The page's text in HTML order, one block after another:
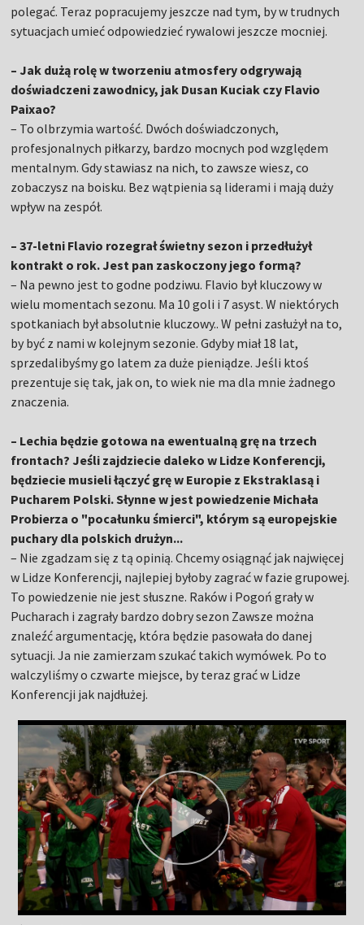
polegać. Teraz popracujemy jeszcze nad tym, by w trudnych
sytuacjach umieć odpowiedzieć rywalowi jeszcze mocniej.
– Jak dużą rolę w tworzeniu atmosfery odgrywają
doświadczeni zawodnicy, jak Dusan Kuciak czy Flavio
Paixao?
– To olbrzymia wartość. Dwóch doświadczonych,
profesjonalnych piłkarzy, bardzo mocnych pod względem
mentalnym. Gdy stawiasz na nich, to zawsze wiesz, co
zobaczysz na boisku. Bez wątpienia są liderami i mają duży
wpływ na zespół.
– 37-letni Flavio rozegrał świetny sezon i przedłużył
kontrakt o rok. Jest pan zaskoczony jego formą?
– Na pewno jest to godne podziwu. Flavio był kluczowy w
wielu momentach sezonu. Ma 10 goli i 7 asyst. W niektórych
spotkaniach był absolutnie kluczowy.. W pełni zasłużył na to,
by być z nami w kolejnym sezonie. Gdyby miał 18 lat,
sprzedalibyśmy go latem za duże pieniądze. Jeśli ktoś
prezentuje się tak, jak on, to wiek nie ma dla mnie żadnego
znaczenia.
– Lechia będzie gotowa na ewentualną grę na trzech
frontach? Jeśli zajdziecie daleko w Lidze Konferencji,
będziecie musieli łączyć grę w Europie z Ekstraklasą i
Pucharem Polski. Słynne w jest powiedzenie Michała
Probierza o "pocałunku śmierci", którym są europejskie
puchary dla polskich drużyn...
– Nie zgadzam się z tą opinią. Chcemy osiągnąć jak najwięcej
w Lidze Konferencji, najlepiej byłoby zagrać w fazie grupowej.
To powiedzenie nie jest słuszne. Raków i Pogoń grały w
Pucharach i zagrały bardzo dobry sezon Zawsze można
znaleźć argumentację, która będzie pasowała do danej
sytuacji. Ja nie zamierzam szukać takich wymówek. Po to
walczyliśmy o czwarte miejsce, by teraz grać w Lidze
Konferencji jak najdłużej.